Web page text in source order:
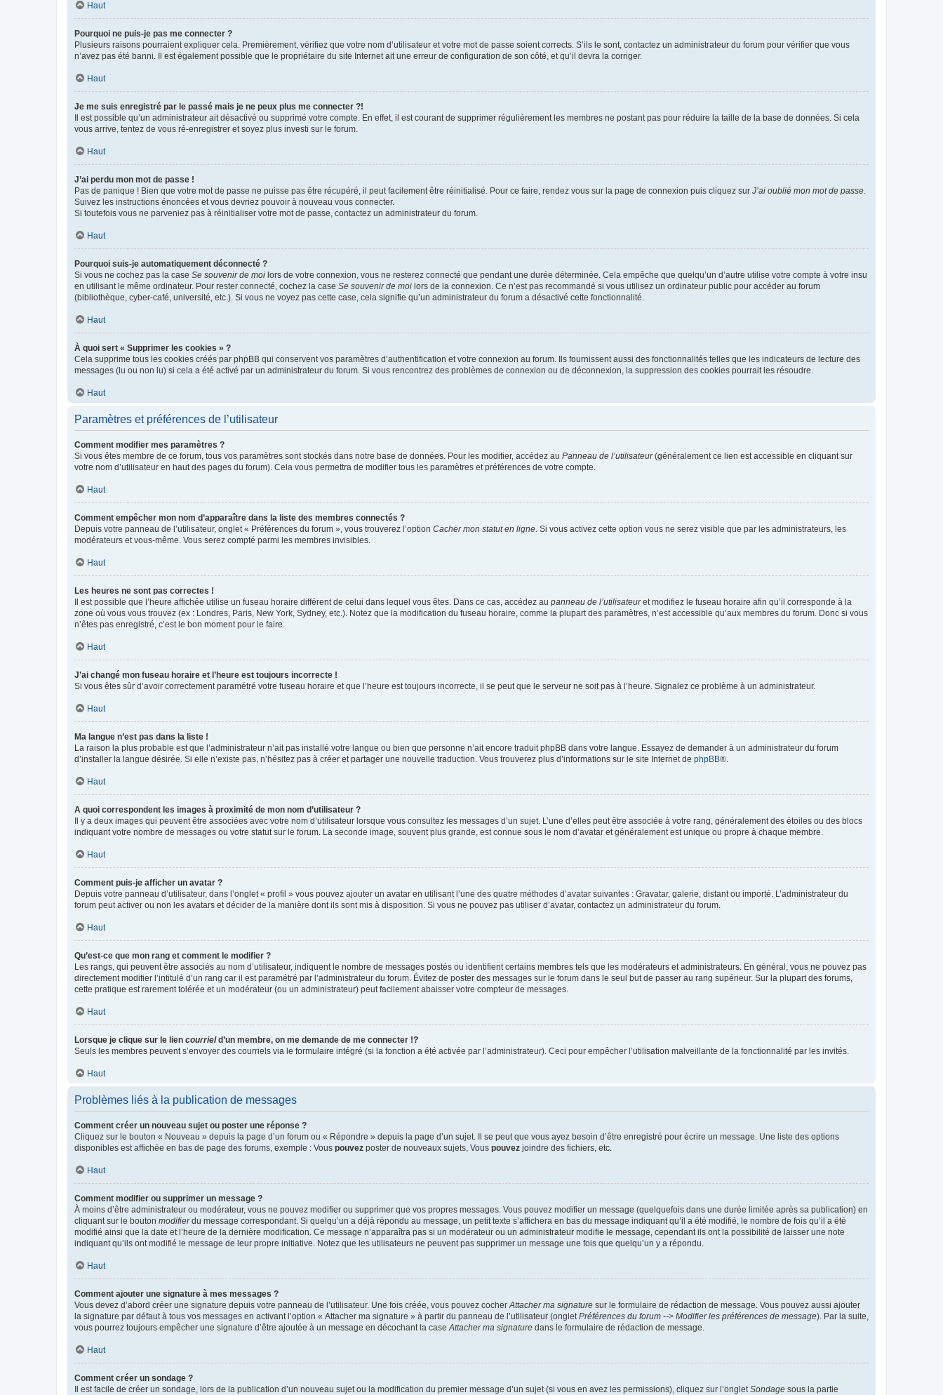
Haut
Pourquoi ne puis-je pas me connecter ?
Plusieurs raisons pourraient expliquer cela. Premièrement, vérifiez que votre nom d’utilisateur et votre mot de passe soient corrects. S’ils le sont, contactez un administrateur du forum pour vérifier que vous
n’avez pas été banni. Il est également possible que le propriétaire du site Internet ait une erreur de configuration de son côté, et qu’il devra la corriger.
Haut
Je me suis enregistré par le passé mais je ne peux plus me connecter ?!
Il est possible qu’un administrateur ait désactivé ou supprimé votre compte. En effet, il est courant de supprimer régulièrement les membres ne postant pas pour réduire la taille de la base de données. Si cela
vous arrive, tentez de vous ré-enregistrer et soyez plus investi sur le forum.
Haut
J’ai perdu mon mot de passe !
Pas de panique ! Bien que votre mot de passe ne puisse pas être récupéré, il peut facilement être réinitialisé. Pour ce faire, rendez vous sur la page de connexion puis cliquez sur J’ai oublié mon mot de passe.
Suivez les instructions énoncées et vous devriez pouvoir à nouveau vous connecter.
Si toutefois vous ne parveniez pas à réinitialiser votre mot de passe, contactez un administrateur du forum.
Haut
Pourquoi suis-je automatiquement déconnecté ?
Si vous ne cochez pas la case Se souvenir de moi lors de votre connexion, vous ne resterez connecté que pendant une durée déterminée. Cela empêche que quelqu’un d’autre utilise votre compte à votre insu
en utilisant le même ordinateur. Pour rester connecté, cochez la case Se souvenir de moi lors de la connexion. Ce n’est pas recommandé si vous utilisez un ordinateur public pour accéder au forum
(bibliothèque, cyber-café, université, etc.). Si vous ne voyez pas cette case, cela signifie qu’un administrateur du forum a désactivé cette fonctionnalité.
Haut
À quoi sert « Supprimer les cookies » ?
Cela supprime tous les cookies créés par phpBB qui conservent vos paramètres d’authentification et votre connexion au forum. Ils fournissent aussi des fonctionnalités telles que les indicateurs de lecture des
messages (lu ou non lu) si cela a été activé par un administrateur du forum. Si vous rencontrez des problèmes de connexion ou de déconnexion, la suppression des cookies pourrait les résoudre.
Haut
Paramètres et préférences de l’utilisateur
Comment modifier mes paramètres ?
Si vous êtes membre de ce forum, tous vos paramètres sont stockés dans notre base de données. Pour les modifier, accédez au Panneau de l’utilisateur(généralement ce lien est accessible en cliquant sur
votre nom d’utilisateur en haut des pages du forum). Cela vous permettra de modifier tous les paramètres et préférences de votre compte.
Haut
Comment empêcher mon nom d’apparaître dans la liste des membres connectés ?
Depuis votre panneau de l’utilisateur, onglet « Préférences du forum », vous trouverez l’option Cacher mon statut en ligne. Si vous activez cette option vous ne serez visible que par les administrateurs, les
modérateurs et vous-même. Vous serez compté parmi les membres invisibles.
Haut
Les heures ne sont pas correctes !
Il est possible que l’heure affichée utilise un fuseau horaire différent de celui dans lequel vous êtes. Dans ce cas, accédez au panneau de l’utilisateuret modifiez le fuseau horaire afin qu’il corresponde à la
zone où vous vous trouvez (ex : Londres, Paris, New York, Sydney, etc.). Notez que la modification du fuseau horaire, comme la plupart des paramètres, n’est accessible qu’aux membres du forum. Donc si vous
n’êtes pas enregistré, c’est le bon moment pour le faire.
Haut
J’ai changé mon fuseau horaire et l’heure est toujours incorrecte !
Si vous êtes sûr d’avoir correctement paramétré votre fuseau horaire et que l’heure est toujours incorrecte, il se peut que le serveur ne soit pas à l’heure. Signalez ce problème à un administrateur.
Haut
Ma langue n’est pas dans la liste !
La raison la plus probable est que l’administrateur n’ait pas installé votre langue ou bien que personne n’ait encore traduit phpBB dans votre langue. Essayez de demander à un administrateur du forum
d’installer la langue désirée. Si elle n’existe pas, n’hésitez pas à créer et partager une nouvelle traduction. Vous trouverez plus d’informations sur le site Internet de phpBB®.
Haut
A quoi correspondent les images à proximité de mon nom d’utilisateur ?
Il y a deux images qui peuvent être associées avec votre nom d’utilisateur lorsque vous consultez les messages d’un sujet. L’une d’elles peut être associée à votre rang, généralement des étoiles ou des blocs
indiquant votre nombre de messages ou votre statut sur le forum. La seconde image, souvent plus grande, est connue sous le nom d’avatar et généralement est unique ou propre à chaque membre.
Haut
Comment puis-je afficher un avatar ?
Depuis votre panneau d’utilisateur, dans l’onglet « profil » vous pouvez ajouter un avatar en utilisant l’une des quatre méthodes d’avatar suivantes : Gravatar, galerie, distant ou importé. L’administrateur du
forum peut activer ou non les avatars et décider de la manière dont ils sont mis à disposition. Si vous ne pouvez pas utiliser d’avatar, contactez un administrateur du forum.
Haut
Qu’est-ce que mon rang et comment le modifier ?
Les rangs, qui peuvent être associés au nom d’utilisateur, indiquent le nombre de messages postés ou identifient certains membres tels que les modérateurs et administrateurs. En général, vous ne pouvez pas
directement modifier l’intitulé d’un rang car il est paramétré par l’administrateur du forum. Évitez de poster des messages sur le forum dans le seul but de passer au rang supérieur. Sur la plupart des forums,
cette pratique est rarement tolérée et un modérateur (ou un administrateur) peut facilement abaisser votre compteur de messages.
Haut
Lorsque je clique sur le lien courrield’un membre, on me demande de me connecter !?
Seuls les membres peuvent s’envoyer des courriels via le formulaire intégré (si la fonction a été activée par l’administrateur). Ceci pour empêcher l’utilisation malveillante de la fonctionnalité par les invités.
Haut
Problèmes liés à la publication de messages
Comment créer un nouveau sujet ou poster une réponse ?
Cliquez sur le bouton « Nouveau » depuis la page d’un forum ou « Répondre » depuis la page d’un sujet. Il se peut que vous ayez besoin d’être enregistré pour écrire un message. Une liste des options
disponibles est affichée en bas de page des forums, exemple : Vous pouvez poster de nouveaux sujets, Vous pouvez joindre des fichiers, etc.
Haut
Comment modifier ou supprimer un message ?
À moins d’être administrateur ou modérateur, vous ne pouvez modifier ou supprimer que vos propres messages. Vous pouvez modifier un message (quelquefois dans une durée limitée après sa publication) en
cliquant sur le bouton modifierdu message correspondant. Si quelqu’un a déjà répondu au message, un petit texte s’affichera en bas du message indiquant qu’il a été modifié, le nombre de fois qu’il a été
modifié ainsi que la date et l’heure de la dernière modification. Ce message n’apparaîtra pas si un modérateur ou un administrateur modifie le message, cependant ils ont la possibilité de laisser une note
indiquant qu’ils ont modifié le message de leur propre initiative. Notez que les utilisateurs ne peuvent pas supprimer un message une fois que quelqu’un y a répondu.
Haut
Comment ajouter une signature à mes messages ?
Vous devez d’abord créer une signature depuis votre panneau de l’utilisateur. Une fois créée, vous pouvez cocherAttacher ma signature sur le formulaire de rédaction de message. Vous pouvez aussi ajouter
la signature par défaut à tous vos messages en activant l’option « Attacher ma signature » à partir du panneau de l’utilisateur (ongletPréférences du forum --> Modifier les préférences de message). Par la suite,
vous pourrez toujours empêcher une signature d’être ajoutée à un message en décochant la caseAttacher ma signature dans le formulaire de rédaction de message.
Haut
Comment créer un sondage ?
Il est facile de créer un sondage, lors de la publication d’un nouveau sujet ou la modification du premier message d’un sujet (si vous en avez les permissions), cliquez sur l’ongletSondage sous la partie